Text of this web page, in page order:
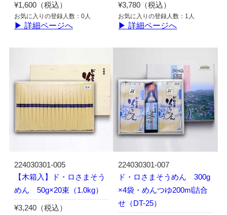
¥1,600（税込）
お気に入りの登録人数：0人
▶ 詳細ページへ
¥3,780（税込）
お気に入りの登録人数：1人
▶ 詳細ページへ
224030301-005
【木箱入】ド・ロさまそう
めん 50g×20束（1.0kg）
¥3,240（税込）
224030301-007
ド・ロさまそうめん 300g
×4袋・めんつゆ200ml詰合
せ（DT-25）